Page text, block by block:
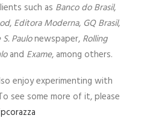
such as Banco do Brasil,
, Editora Moderna, GQ Brasil,
Paulonewspaper, Rolling
and Exame, among others.
enjoy experimenting with
see some more of it, please